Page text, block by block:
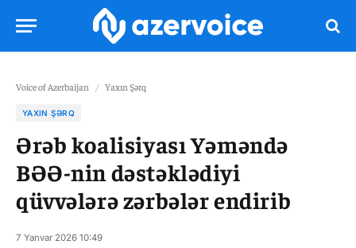
Voice of Azerbaijan / Yaxın Şərq
YAXIN ŞƏRQ
Ərəb koalisiyası Yəməndə
BƏƏ-nin dəstəklədiyi
qüvvələrə zərbələr endirib
7 Yanvar 2026 10:49